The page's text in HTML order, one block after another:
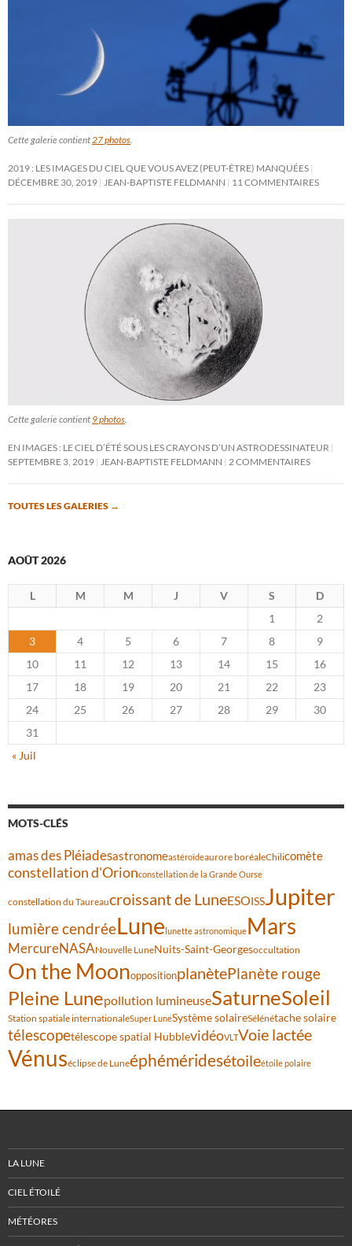
Cette galerie contient27 photos.
2019 : LES IMAGES DU CIEL QUE VOUS AVEZ (PEUT-ÊTRE) MANQUÉES
DÉCEMBRE 30, 2019 JEAN-BAPTISTE FELDMANN 11 COMMENTAIRES
Cette galerie contient 9 photos.
EN IMAGES : LE CIEL D’ÉTÉ SOUS LES CRAYONS D’UN ASTRODESSINATEUR
SEPTEMBRE 3, 2019 JEAN-BAPTISTE FELDMANN 2 COMMENTAIRES
TOUTES LES GALERIES →
AOÛT 2026
L M M J V S
D
1
2
3
4 5 6 7 8
9
10
11 12 13 14 15
16
17
18 19 20 21 22
23
24
25 26 27 28 29
30
31
« Juil
MOTS-CLÉS
amas des Pléiadesastronomeastéroïdeaurore boréaleChilicomète
constellation d'Orionconstellation de la Grande Ourse
constellation du Taureaucroissant de LuneESOISSJupiter
lumière cendréeLune lunette astronomiqueMars
MercureNASANouvelle LuneNuits-Saint-Georgesoccultation
On the MoonoppositionplanètePlanète rouge
Pleine Lunepollution lumineuseSaturneSoleil
Station spatiale internationaleSuper LuneSystème solaireSélénétache solaire
télescopetélescope spatial HubblevidéoVLTVoie lactée
Vénuséclipse de Luneéphéméridesétoileétoile polaire
LA LUNE
CIEL ÉTOILÉ
MÉTÉORES